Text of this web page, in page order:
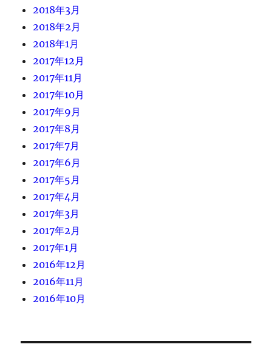
2018年3月
2018年2月
2018年1月
2017年12月
2017年11月
2017年10月
2017年9月
2017年8月
2017年7月
2017年6月
2017年5月
2017年4月
2017年3月
2017年2月
2017年1月
2016年12月
2016年11月
2016年10月